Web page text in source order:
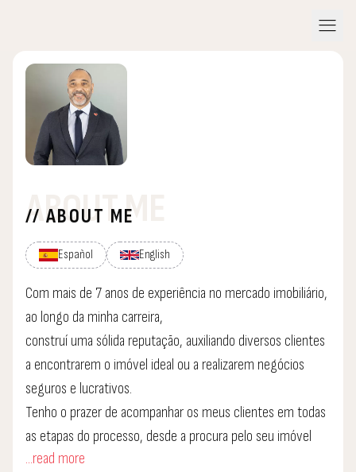
menu
// ABOUT ME
ABOUT ME
Español English
Com mais de 7 anos de experiência no mercado imobiliário,
ao longo da minha carreira,
construí uma sólida reputação, auxiliando diversos clientes
a encontrarem o imóvel ideal ou a realizarem negócios
seguros e lucrativos.
Tenho o prazer de acompanhar os meus clientes em todas
as etapas do processo, desde a procura pelo seu imóvel
até a assinatura de contrato ou escritura.
...read more